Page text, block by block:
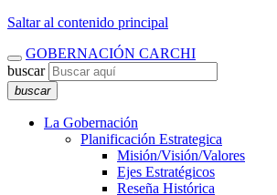
Saltar al contenido principal
GOBERNACIÓN CARCHI
buscar
buscar
La Gobernación
Planificación Estrategica
Misión/Visión/Valores
Ejes Estratégicos
Reseña Histórica